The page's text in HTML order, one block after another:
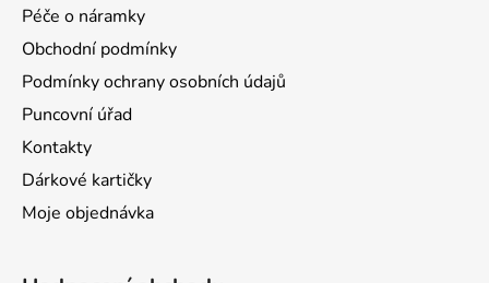
Péče o náramky
Obchodní podmínky
Podmínky ochrany osobních údajů
Puncovní úřad
Kontakty
Dárkové kartičky
Moje objednávka